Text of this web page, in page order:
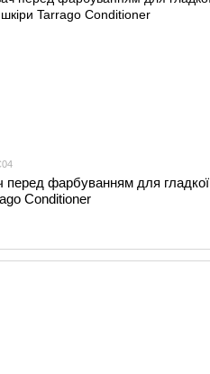
фарбуванням для гладкої
Conditioner